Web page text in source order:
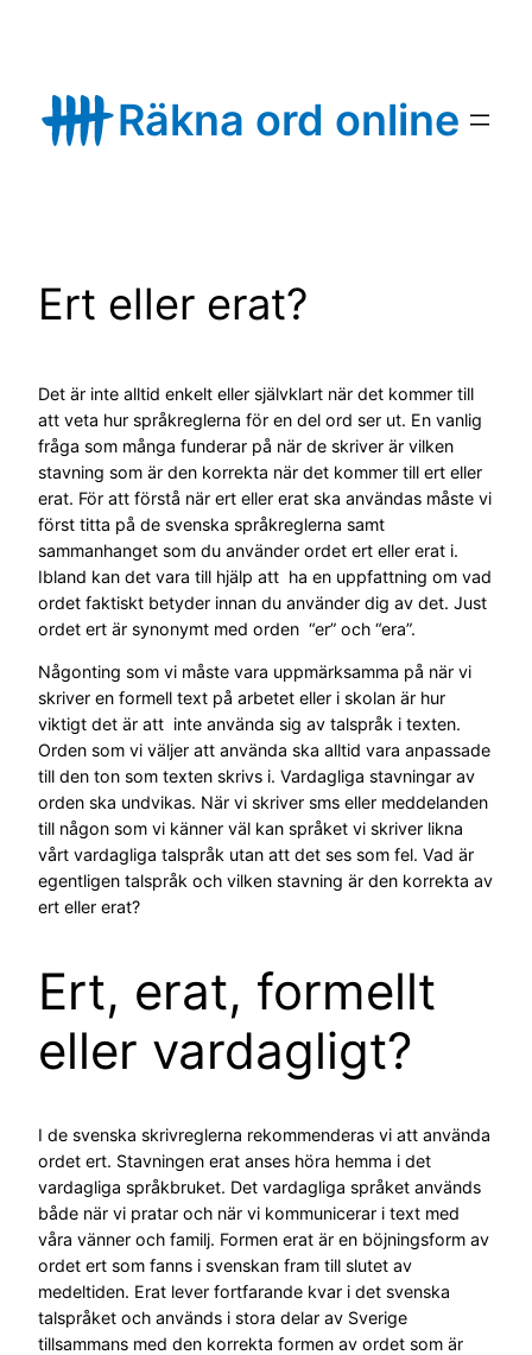
Räkna ord online
Ert eller erat?
Det är inte alltid enkelt eller självklart när det kommer till
att veta hur språkreglerna för en del ord ser ut. En vanlig
fråga som många funderar på när de skriver är vilken
stavning som är den korrekta när det kommer till ert eller
erat. För att förstå när ert eller erat ska användas måste vi
först titta på de svenska språkreglerna samt
sammanhanget som du använder ordet ert eller erat i.
Ibland kan det vara till hjälp att ha en uppfattning om vad
ordet faktiskt betyder innan du använder dig av det. Just
ordet ert är synonymt med orden “er” och “era”.
Någonting som vi måste vara uppmärksamma på när vi
skriver en formell text på arbetet eller i skolan är hur
viktigt det är att inte använda sig av talspråk i texten.
Orden som vi väljer att använda ska alltid vara anpassade
till den ton som texten skrivs i. Vardagliga stavningar av
orden ska undvikas. När vi skriver sms eller meddelanden
till någon som vi känner väl kan språket vi skriver likna
vårt vardagliga talspråk utan att det ses som fel. Vad är
egentligen talspråk och vilken stavning är den korrekta av
ert eller erat?
Ert, erat, formellt
eller vardagligt?
I de svenska skrivreglerna rekommenderas vi att använda
ordet ert. Stavningen erat anses höra hemma i det
vardagliga språkbruket. Det vardagliga språket används
både när vi pratar och när vi kommunicerar i text med
våra vänner och familj. Formen erat är en böjningsform av
ordet ert som fanns i svenskan fram till slutet av
medeltiden. Erat lever fortfarande kvar i det svenska
talspråket och används i stora delar av Sverige
tillsammans med den korrekta formen av ordet som är